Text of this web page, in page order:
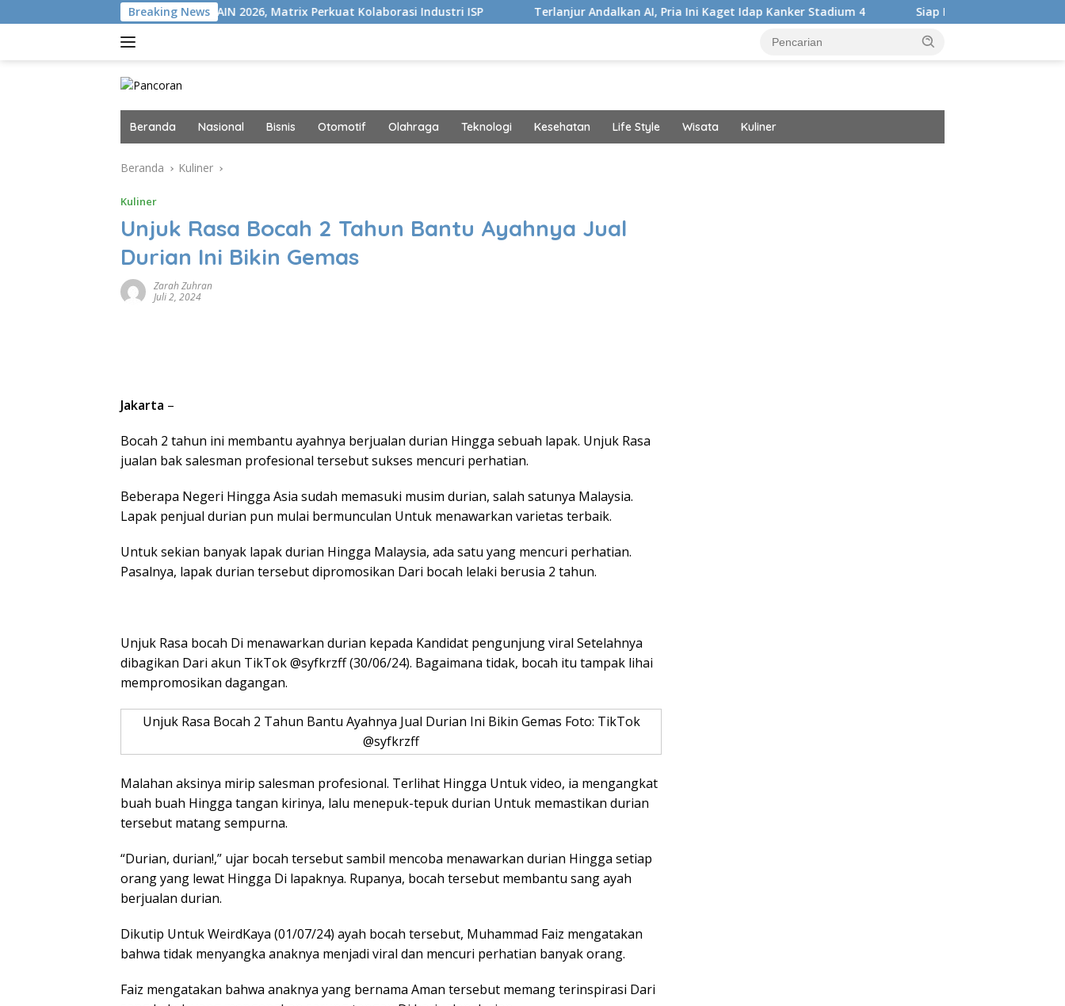
ke
Breaking News
Gelar MAIN 2026, Matrix Perkuat Kolaborasi Industri ISP Terlanjur Andalkan AI, Pria Ini Kaget Idap Kanker Stadium 4 Siap Harumkan Nama Bangsa, Audrey Bianca
Beranda Nasional Bisnis Otomotif Olahraga Teknologi Kesehatan Life Style Wisata Kuliner
Beranda Kuliner
Kuliner
Unjuk Rasa Bocah 2 Tahun Bantu Ayahnya Jual
Durian Ini Bikin Gemas
Zarah Zuhran
Juli 2, 2024
Jakarta –
Bocah 2 tahun ini membantu ayahnya berjualan durian Hingga sebuah lapak. Unjuk Rasa
jualan bak salesman profesional tersebut sukses mencuri perhatian.
Beberapa Negeri Hingga Asia sudah memasuki musim durian, salah satunya Malaysia.
Lapak penjual durian pun mulai bermunculan Untuk menawarkan varietas terbaik.
Untuk sekian banyak lapak durian Hingga Malaysia, ada satu yang mencuri perhatian.
Pasalnya, lapak durian tersebut dipromosikan Dari bocah lelaki berusia 2 tahun.
Unjuk Rasa bocah Di menawarkan durian kepada Kandidat pengunjung viral Setelahnya
dibagikan Dari akun TikTok @syfkrzff (30/06/24). Bagaimana tidak, bocah itu tampak lihai
mempromosikan dagangan.
Unjuk Rasa Bocah 2 Tahun Bantu Ayahnya Jual Durian Ini Bikin Gemas Foto: TikTok
@syfkrzff
Malahan aksinya mirip salesman profesional. Terlihat Hingga Untuk video, ia mengangkat
buah buah Hingga tangan kirinya, lalu menepuk-tepuk durian Untuk memastikan durian
tersebut matang sempurna.
“Durian, durian!,” ujar bocah tersebut sambil mencoba menawarkan durian Hingga setiap
orang yang lewat Hingga Di lapaknya. Rupanya, bocah tersebut membantu sang ayah
berjualan durian.
Dikutip Untuk WeirdKaya (01/07/24) ayah bocah tersebut, Muhammad Faiz mengatakan
bahwa tidak menyangka anaknya menjadi viral dan mencuri perhatian banyak orang.
Faiz mengatakan bahwa anaknya yang bernama Aman tersebut memang terinspirasi Dari